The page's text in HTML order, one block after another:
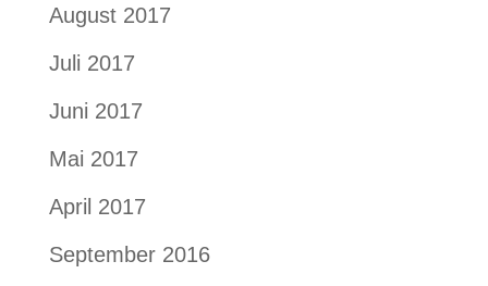
August 2017
Juli 2017
Juni 2017
Mai 2017
April 2017
September 2016